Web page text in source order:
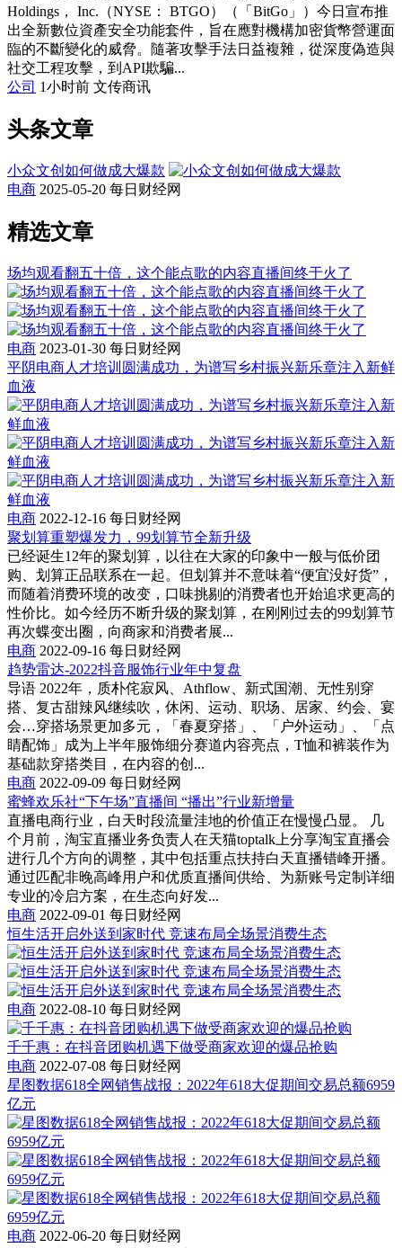
Holdings， Inc.（NYSE： BTGO）（「BitGo」）今日宣布推
出全新數位資產安全功能套件，旨在應對機構加密貨幣營運面
臨的不斷變化的威脅。隨著攻擊手法日益複雜，從深度偽造與
社交工程攻擊，到API欺騙...
公司 1小时前 文传商讯
头条文章
小众文创如何做成大爆款
电商 2025-05-20 每日财经网
精选文章
场均观看翻五十倍，这个能点歌的内容直播间终于火了
电商 2023-01-30 每日财经网
平阴电商人才培训圆满成功，为谱写乡村振兴新乐章注入新鲜
血液
电商 2022-12-16 每日财经网
聚划算重塑爆发力，99划算节全新升级
已经诞生12年的聚划算，以往在大家的印象中一般与低价团
购、划算正品联系在一起。但划算并不意味着“便宜没好货”，
而随着消费环境的改变，口味挑剔的消费者也开始追求更高的
性价比。如今经历不断升级的聚划算，在刚刚过去的99划算节
再次蝶变出圈，向商家和消费者展...
电商 2022-09-16 每日财经网
趋势雷达-2022抖音服饰行业年中复盘
导语 2022年，质朴侘寂风、Athflow、新式国潮、无性别穿
搭、复古甜辣风继续吹，休闲、运动、职场、居家、约会、宴
会…穿搭场景更加多元，「春夏穿搭」、「户外运动」、「点
睛配饰」成为上半年服饰细分赛道内容亮点，T恤和裤装作为
基础款穿搭类目，在内容的创...
电商 2022-09-09 每日财经网
蜜蜂欢乐社“下午场”直播间 “播出”行业新增量
直播电商行业，白天时段流量洼地的价值正在慢慢凸显。 几
个月前，淘宝直播业务负责人在天猫toptalk上分享淘宝直播会
进行几个方向的调整，其中包括重点扶持白天直播错峰开播。
通过匹配非晚高峰用户和优质直播间供给、为新账号定制详细
专业的冷启方案，在生态向好发...
电商 2022-09-01 每日财经网
恒生活开启外送到家时代 竞速布局全场景消费生态
电商 2022-08-10 每日财经网
千千惠：在抖音团购机遇下做受商家欢迎的爆品抢购
电商 2022-07-08 每日财经网
星图数据618全网销售战报：2022年618大促期间交易总额6959
亿元
电商 2022-06-20 每日财经网